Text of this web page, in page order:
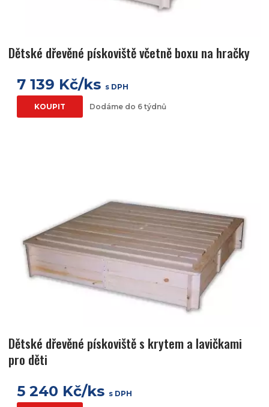
Dětské dřevěné pískoviště včetně boxu na hračky
7 139 Kč/ks s DPH
KOUPIT Dodáme do 6 týdnů
Dětské dřevěné pískoviště s krytem a lavičkami
pro děti
5 240 Kč/ks s DPH